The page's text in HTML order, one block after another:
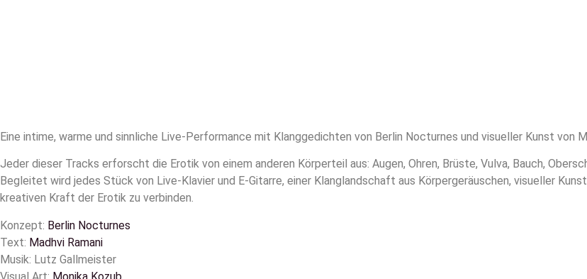
Eine intime, warme und sinnliche Live-Performance mit Klanggedichten von Berlin Nocturnes und visueller Kunst von
Jeder dieser Tracks erforscht die Erotik von einem anderen Körperteil aus: Augen, Ohren, Brüste, Vulva, Bauch,
Begleitet wird jedes Stück von Live-Klavier und E-Gitarre, einer Klanglandschaft aus Körpergeräuschen, visueller
kreativen Kraft der Erotik zu verbinden.
Konzept: Berlin Nocturnes
Text: Madhvi Ramani
Musik: Lutz Gallmeister
Visual Art: Monika Kozub